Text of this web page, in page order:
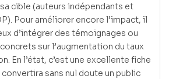
cible (auteurs indépendants et
Pour améliorer encore l’impact, il
d’intégrer des témoignages ou
sur l’augmentation du taux
En l’état, c’est une excellente fiche
sans nul doute un public